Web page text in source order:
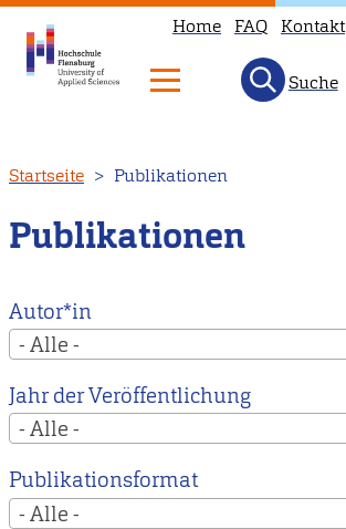
zum
Inhalt
Home FAQ Kontakt
Suche
Startseite Publikationen
Publikationen
Autor*in
- Alle -
Jahr der Veröffentlichung
- Alle -
Publikationsformat
- Alle -